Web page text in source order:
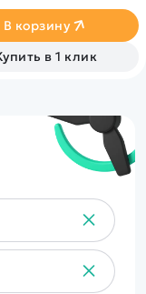
Из
трубы можно
спрей-пар, а
во время
В корзину
в 1 клик